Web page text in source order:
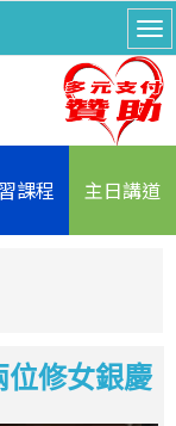
課程 主日講道
修女銀慶